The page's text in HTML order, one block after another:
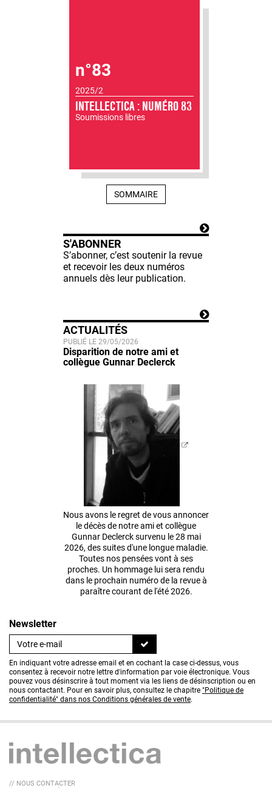
n°83
2025/2
INTELLECTICA : NUMÉRO 83
Soumissions libres
SOMMAIRE
S'ABONNER
S’abonner, c’est soutenir la revue
et recevoir les deux numéros
annuels dès leur publication.
ACTUALITÉS
PUBLIÉ LE 29/05/2026
Disparition de notre ami et
collègue Gunnar Declerck
Nous avons le regret de vous annoncer
le décès de notre ami et collègue
Gunnar Declerck survenu le 28 mai
2026, des suites d'une longue maladie.
Toutes nos pensées vont à ses
proches. Un hommage lui sera rendu
dans le prochain numéro de la revue à
paraître courant de l'été 2026.
Newsletter
En indiquant votre adresse email et en cochant la case ci-dessus, vous
consentez à recevoir notre lettre d'information par voie électronique. Vous
pouvez vous désinscrire à tout moment via les liens de désinscription ou en
nous contactant. Pour en savoir plus, consultez le chapitre "Politique de
confidentialité" dans nos Conditions générales de vente.
// NOUS CONTACTER